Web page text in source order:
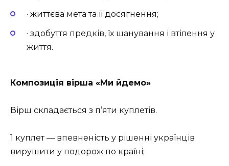
· життєва мета та її досягнення;
· здобуття предків, їх шанування і втілення у
життя.
Композиція вірша «Ми йдемо»
Вірш складається з п’яти куплетів.
1 куплет — впевненість у рішенні українців
вирушити у подорож по країні;